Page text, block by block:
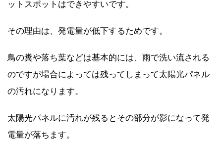
ットスポットはできやすいです。
その理由は、発電量が低下するためです。
鳥の糞や落ち葉などは基本的には、雨で洗い流される
のですが場合によっては残ってしまって太陽光パネル
の汚れになります。
太陽光パネルに汚れが残るとその部分が影になって発
電量が落ちます。